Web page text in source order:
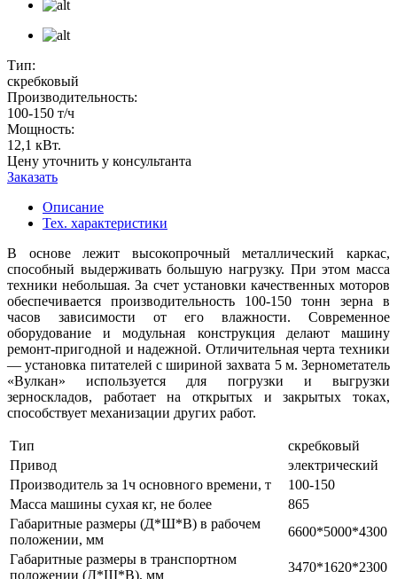
Тип:
скребковый
Производительность:
100-150 т/ч
Мощность:
12,1 кВт.
Цену уточнить у консультанта
Заказать
Описание
Тех. характеристики
В основе лежит высокопрочный металлический каркас,
способный выдерживать большую нагрузку. При этом масса
техники небольшая. За счет установки качественных моторов
обеспечивается производительность 100-150 тонн зерна в
часов зависимости от его влажности. Современное
оборудование и модульная конструкция делают машину
ремонт-пригодной и надежной. Отличительная черта техники
— установка питателей с шириной захвата 5 м. Зернометатель
«Вулкан» используется для погрузки и выгрузки
зерноскладов, работает на открытых и закрытых токах,
способствует механизации других работ.
Тип
скребковый
Привод
электрический
Производитель за 1ч основного времени, т
100-150
Масса машины сухая кг, не более
865
Габаритные размеры (Д*Ш*В) в рабочем
положении, мм
6600*5000*4300
Габаритные размеры в транспортном
положении (Д*Ш*В), мм
3470*1620*2300